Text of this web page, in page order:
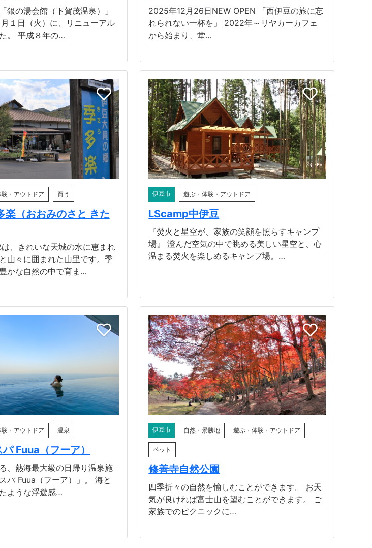
銀の湯会館（下賀茂温泉）」
１日（火）に、リニューアル
。 平成８年の…
2025年12月26日NEW OPEN 「西伊豆の旅に忘
れられない一杯を」 2022年～リヤカーカフェ
から始まり、堂…
・アウトドア 買う
楽（おおみのさと きた
、きれいな天城の水に恵まれ
山々に囲まれた山里です。季
かな自然の中で育ま…
伊豆市 遊ぶ・体験・アウトドア
LScamp中伊豆
『焚火と星空が、家族の笑顔を照らすキャンプ
場』​ 澄んだ空気の中で眺める美しい星空と、心
温まる焚火を楽しめるキャンプ場。…
・アウトドア 温泉
Fuua（フーア）
、熱海最大級の日帰り温泉施
パ Fuua（フーア）」。 海と
ような浮遊感…
伊豆市 自然・景勝地 遊ぶ・体験・アウトドア
ペット
修善寺自然公園
四季折々の自然を愉しむことができます。 お天
気が良ければ富士山を望むことができます。 ご
家族でのピクニックに…